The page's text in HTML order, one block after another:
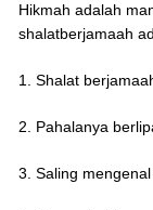
Hikmah adalah
shalatberjamaah
1. Shalat
2. Pahalanya
3. Saling